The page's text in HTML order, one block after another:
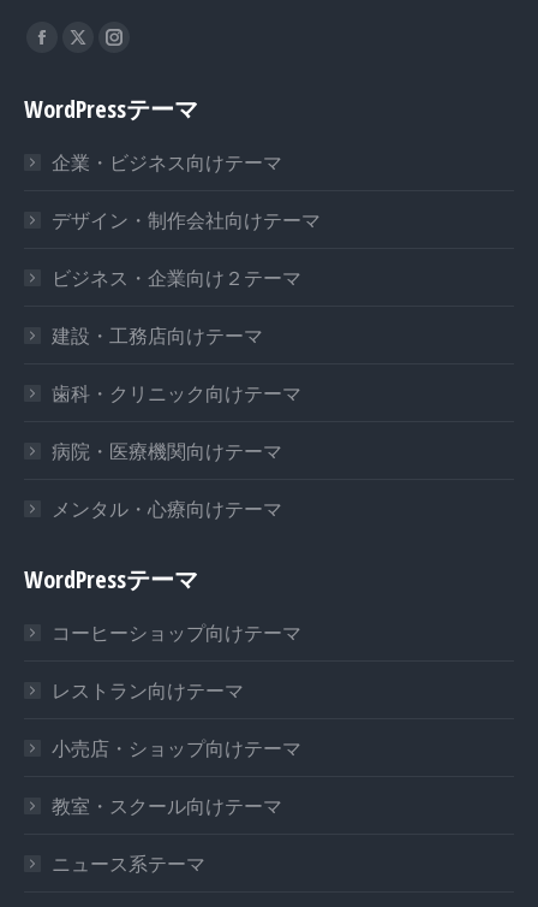
私達を見つけてください：
WordPressテーマ
企業・ビジネス向けテーマ
デザイン・制作会社向けテーマ
ビジネス・企業向け２テーマ
建設・工務店向けテーマ
歯科・クリニック向けテーマ
病院・医療機関向けテーマ
メンタル・心療向けテーマ
WordPressテーマ
コーヒーショップ向けテーマ
レストラン向けテーマ
小売店・ショップ向けテーマ
教室・スクール向けテーマ
ニュース系テーマ